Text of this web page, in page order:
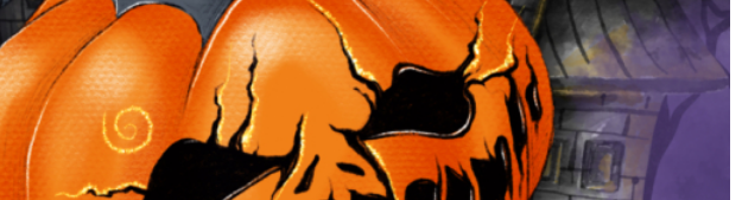
Gewährleistung der Sicherheit, Verhinderung und Aufdeckung von
Betrug und Fehlerbehebung, Bereitstellung und Anzeige von
Werbung und Inhalten.